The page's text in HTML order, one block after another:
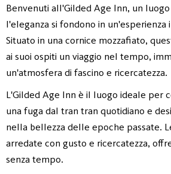
Benvenuti all'Gilded Age Inn, un
l'eleganza si fondono in un'esperienza
Situato in una cornice mozzafiato,
ai suoi ospiti un viaggio nel tempo,
un'atmosfera di fascino e ricercatezza.
L'Gilded Age Inn è il luogo ideale per
una fuga dal tran tran quotidiano e
nella bellezza delle epoche passate.
arredate con gusto e ricercatezza,
senza tempo.